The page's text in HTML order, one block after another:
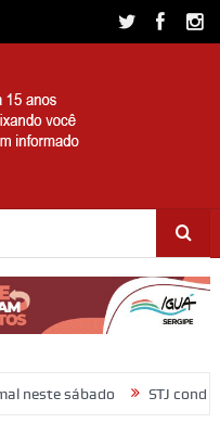
condena ministro Marco